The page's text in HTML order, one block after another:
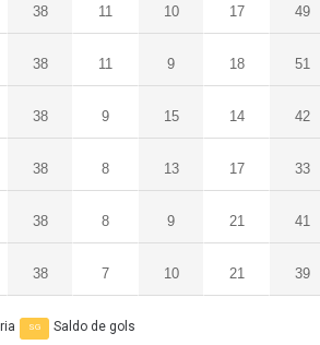
38 11 10 17 49
38 11 9 18 51
38 9 15 14 42
38 8 13 17 33
38 8 9 21 41
38 7 10 21 39
SG Saldo de gols